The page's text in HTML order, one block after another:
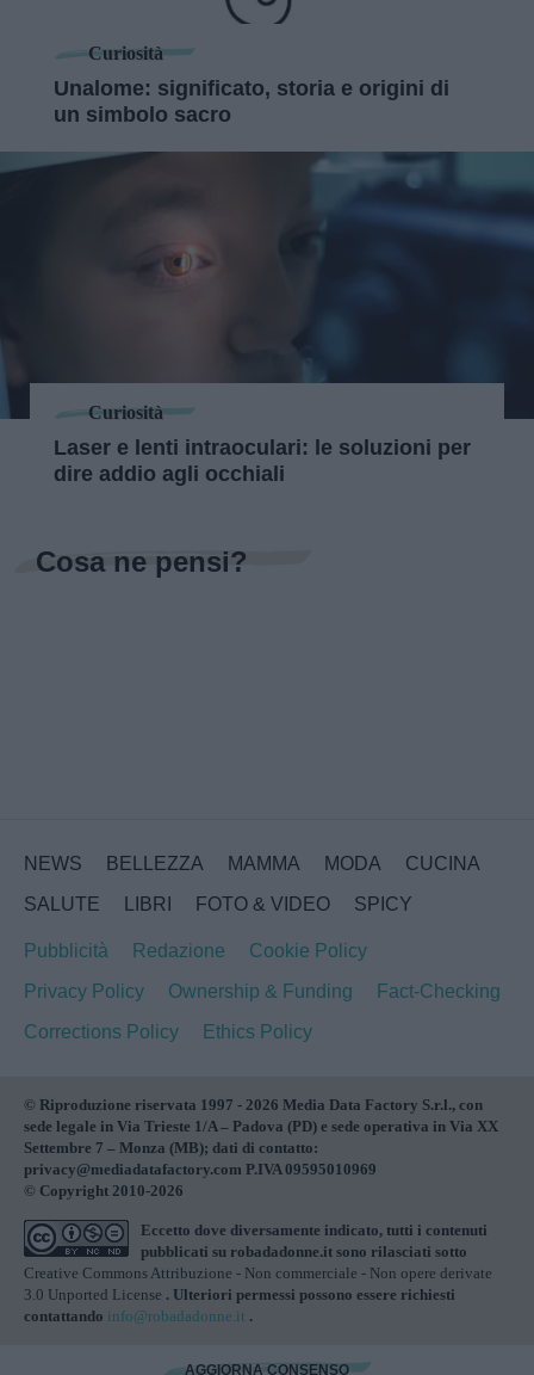
Curiosità
Unalome: significato, storia e origini di
un simbolo sacro
Curiosità
Laser e lenti intraoculari: le soluzioni per
dire addio agli occhiali
Cosa ne pensi?
NEWS BELLEZZA MAMMA MODA
CUCINA
SALUTE
LIBRI FOTO & VIDEO SPICY
Pubblicità Redazione
Cookie Policy
Privacy Policy
Ownership & Funding
Fact-Checking
Corrections Policy
Ethics Policy
© Riproduzione riservata 1997 - 2026 Media Data Factory S.r.l., con
sede legale in Via Trieste 1/A – Padova (PD) e sede operativa in Via XX
Settembre 7 – Monza (MB); dati di contatto:
privacy@mediadatafactory.com P.IVA 09595010969
© Copyright 2010-2026
Eccetto dove diversamente indicato, tutti i contenuti
pubblicati su robadadonne.it sono rilasciati sotto
Creative Commons Attribuzione - Non commerciale - Non opere derivate
3.0 Unported License . Ulteriori permessi possono essere richiesti
contattando info@robadadonne.it .
AGGIORNA CONSENSO